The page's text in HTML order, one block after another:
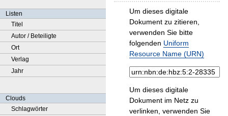
Listen
Titel
Autor / Beteiligte
Ort
Verlag
Jahr
Clouds
Schlagwörter
Um dieses digitale
Dokument zu zitieren,
verwenden Sie bitte
folgenden Uniform
Resource Name (URN)
Um dieses digitale
Dokument im Netz zu
verlinken, verwenden Sie